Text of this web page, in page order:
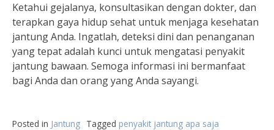
Ketahui gejalanya, konsultasikan dengan dokter, dan
terapkan gaya hidup sehat untuk menjaga kesehatan
jantung Anda. Ingatlah, deteksi dini dan penanganan
yang tepat adalah kunci untuk mengatasi penyakit
jantung bawaan. Semoga informasi ini bermanfaat
bagi Anda dan orang yang Anda sayangi.
Posted in Jantung Tagged penyakit jantung apa saja